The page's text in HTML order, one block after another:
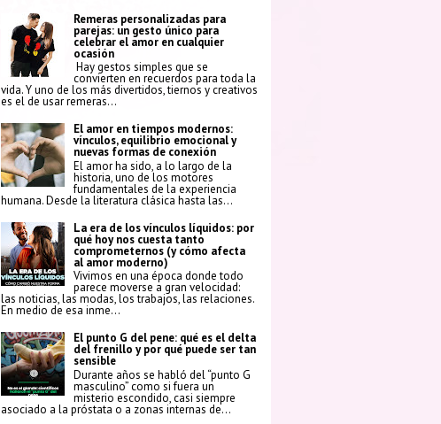
Remeras personalizadas para
parejas: un gesto único para
celebrar el amor en cualquier
ocasión
Hay gestos simples que se
convierten en recuerdos para toda la
vida. Y uno de los más divertidos, tiernos y creativos
es el de usar remeras...
El amor en tiempos modernos:
vínculos, equilibrio emocional y
nuevas formas de conexión
El amor ha sido, a lo largo de la
historia, uno de los motores
fundamentales de la experiencia
humana. Desde la literatura clásica hasta las...
La era de los vínculos líquidos: por
qué hoy nos cuesta tanto
comprometernos (y cómo afecta
al amor moderno)
Vivimos en una época donde todo
parece moverse a gran velocidad:
las noticias, las modas, los trabajos, las relaciones.
En medio de esa inme...
El punto G del pene: qué es el delta
del frenillo y por qué puede ser tan
sensible
Durante años se habló del “punto G
masculino” como si fuera un
misterio escondido, casi siempre
asociado a la próstata o a zonas internas de...